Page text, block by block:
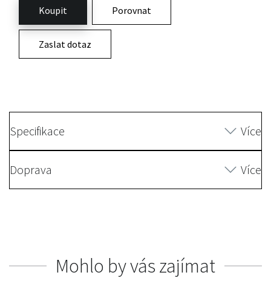
Koupit Porovnat
Zaslat dotaz
Specifikace Více
Doprava Více
Mohlo by vás zajímat